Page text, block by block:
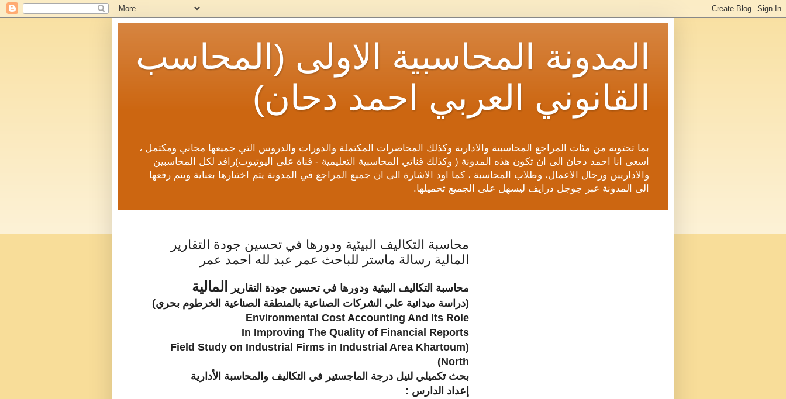
المدونة المحاسبية الاولى (المحاسب
القانوني العربي احمد دحان)
بما تحتويه من مئات المراجع المحاسبية والادارية وكذلك المحاضرات المكتملة والدورات والدروس التي جميعها مجاني ومكتمل ،
اسعى انا احمد دحان الى ان تكون هذه المدونة ( وكذلك قناتي المحاسبية التعليمية - قناة على اليوتيوب)رافد لكل المحاسبين
والاداريين ورجال الاعمال، وطلاب المحاسبة ، كما اود الاشارة الى ان جميع المراجع في المدونة يتم اختيارها بعناية ويتم رفعها
الى المدونة عبر جوجل درايف ليسهل على الجميع تحميلها.
محاسبة التكالیف البیئیة ودورها في تحسین جودة التقاریر
المالیة رسالة ماستر للباحث عمر عبد لله احمد عمر
محاسبة التكالیف البیئیة ودورها في تحسین جودة التقاریر المالیة
(دراسة میدانیة علي الشركات الصناعیة بالمنطقة الصناعیة الخرطوم بحري)
Environmental Cost Accounting And Its Role
In Improving The Quality of Financial Reports
(Field Study on Industrial Firms in Industrial Area Khartoum
North)
بحث تكمیلي لنیل درجة الماجستیر في التكالیف والمحاسبة الأداریة
إعداد الدارس :